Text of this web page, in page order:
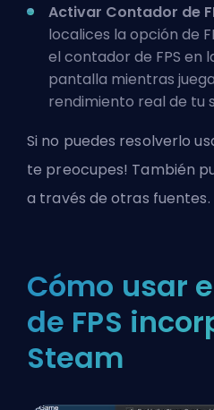
Activar Contador de
localices la opción de
el contador de FPS en
pantalla mientras
rendimiento real de tu
Si no puedes resolverlo
te preocupes! También
a través de otras fuentes.
Cómo usar
de FPS
Steam